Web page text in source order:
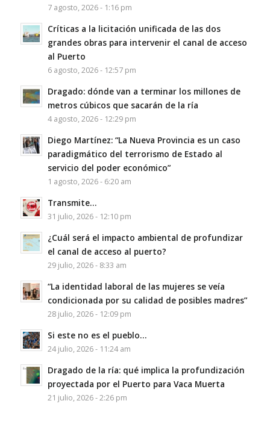
7 agosto, 2026 - 1:16 pm
Críticas a la licitación unificada de las dos
grandes obras para intervenir el canal de acceso
al Puerto
6 agosto, 2026 - 12:57 pm
Dragado: dónde van a terminar los millones de
metros cúbicos que sacarán de la ría
4 agosto, 2026 - 12:29 pm
Diego Martínez: “La Nueva Provincia es un caso
paradigmático del terrorismo de Estado al
servicio del poder económico”
1 agosto, 2026 - 6:20 am
Transmite…
31 julio, 2026 - 12:10 pm
¿Cuál será el impacto ambiental de profundizar
el canal de acceso al puerto?
29 julio, 2026 - 8:33 am
“La identidad laboral de las mujeres se veía
condicionada por su calidad de posibles madres”
28 julio, 2026 - 12:09 pm
Si este no es el pueblo…
24 julio, 2026 - 11:24 am
Dragado de la ría: qué implica la profundización
proyectada por el Puerto para Vaca Muerta
21 julio, 2026 - 2:26 pm